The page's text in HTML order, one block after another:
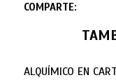
COMPARTE:
ALQUÍMICO EN